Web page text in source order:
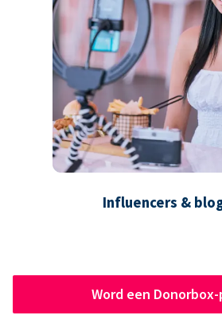
Influencers &
Word een